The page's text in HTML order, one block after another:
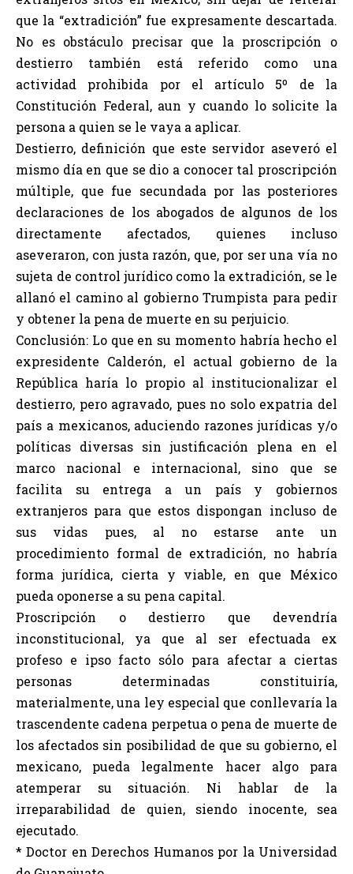
que la “extradición” fue expresamente descartada.
No es obstáculo precisar que la proscripción o
destierro también está referido como una
actividad prohibida por el artículo 5º de la
Constitución Federal, aun y cuando lo solicite la
persona a quien se le vaya a aplicar.
Destierro, definición que este servidor aseveró el
mismo día en que se dio a conocer tal proscripción
múltiple, que fue secundada por las posteriores
declaraciones de los abogados de algunos de los
directamente afectados, quienes incluso
aseveraron, con justa razón, que, por ser una vía no
sujeta de control jurídico como la extradición, se le
allanó el camino al gobierno Trumpista para pedir
y obtener la pena de muerte en su perjuicio.
Conclusión: Lo que en su momento habría hecho el
expresidente Calderón, el actual gobierno de la
República haría lo propio al institucionalizar el
destierro, pero agravado, pues no solo expatria del
país a mexicanos, aduciendo razones jurídicas y/o
políticas diversas sin justificación plena en el
marco nacional e internacional, sino que se
facilita su entrega a un país y gobiernos
extranjeros para que estos dispongan incluso de
sus vidas pues, al no estarse ante un
procedimiento formal de extradición, no habría
forma jurídica, cierta y viable, en que México
pueda oponerse a su pena capital.
Proscripción o destierro que devendría
inconstitucional, ya que al ser efectuada ex
profeso e ipso facto sólo para afectar a ciertas
personas determinadas constituiría,
materialmente, una ley especial que conllevaría la
trascendente cadena perpetua o pena de muerte de
los afectados sin posibilidad de que su gobierno, el
mexicano, pueda legalmente hacer algo para
atemperar su situación. Ni hablar de la
irreparabilidad de quien, siendo inocente, sea
ejecutado.
* Doctor en Derechos Humanos por la Universidad